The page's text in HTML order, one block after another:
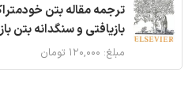
ترجمه مقاله بتن
بازیافتی و سنگدانه بتن
مبلغ: ۱۲۰,۰۰۰ تومان